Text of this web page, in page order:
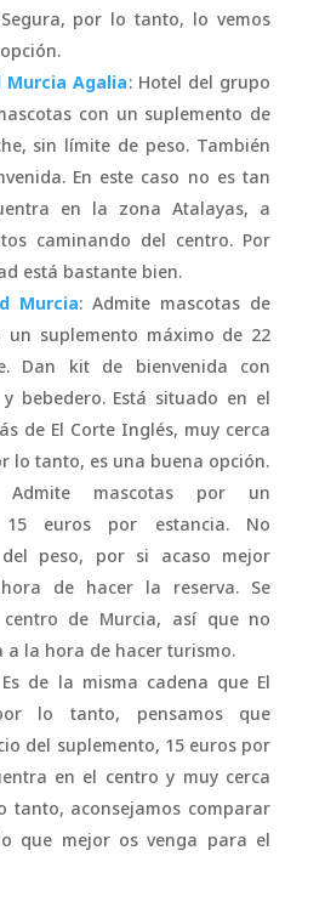
por lo tanto, lo vemos
Agalia: Hotel del grupo
con un suplemento de
sin límite de peso. También
En este caso no es tan
en la zona Atalayas, a
caminando del centro. Por
está bastante bien.
Murcia: Admite mascotas de
un suplemento máximo de 22
Dan kit de bienvenida con
bebedero. Está situado en el
de El Corte Inglés, muy cerca
lo tanto, es una buena opción.
mascotas por un
15 euros por estancia. No
peso, por si acaso mejor
de hacer la reserva. Se
de Murcia, así que no
a la hora de hacer turismo.
de la misma cadena que El
lo tanto, pensamos que
del suplemento, 15 euros por
en el centro y muy cerca
tanto, aconsejamos comparar
que mejor os venga para el